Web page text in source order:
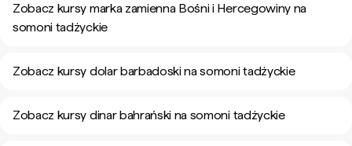
Zobacz kursy marka zamienna Bośni i Hercegowiny na
somoni tadżyckie
Zobacz kursy dolar barbadoski na somoni tadżyckie
Zobacz kursy dinar bahrański na somoni tadżyckie